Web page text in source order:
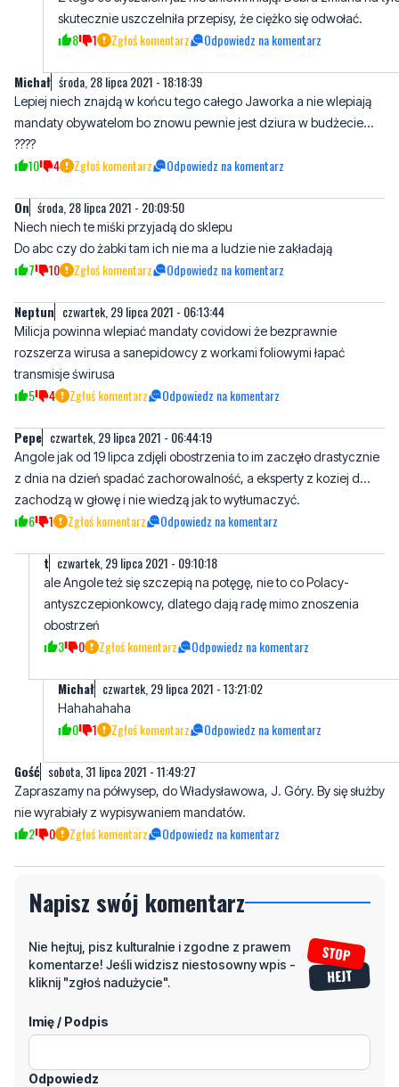
środa, 28 lipca 2021 - 18:18:39
Lepiej niech znajdą w końcu tego całego Jaworka a nie wlepiają
????
10 4 Zgłoś komentarz Odpowiedz na komentarz
On
Niech niech te miśki przyjadą do sklepu
7 10 Zgłoś komentarz Odpowiedz na komentarz
Neptun czwartek, 29 lipca 2021 - 06:13:44
Milicja powinna wlepiać mandaty covidowi że bezprawnie
transmisje świrusa
5 4 Zgłoś komentarz Odpowiedz na komentarz
Pepe czwartek, 29 lipca 2021 - 06:44:19
Angole jak od 19 lipca zdjęli obostrzenia to im zaczęło drastycznie
zachodzą w głowę i nie wiedzą jak to wytłumaczyć.
6 1 Zgłoś komentarz Odpowiedz na komentarz
t czwartek, 29 lipca 2021 - 09:10:18
ale Angole też się szczepią na potęgę, nie to co Polacy-
obostrzeń
3 0 Zgłoś komentarz Odpowiedz na komentarz
Michał
Hahahahaha
sobota, 31 lipca 2021 - 11:49:27
Zapraszamy na półwysep, do Władysławowa, J. Góry. By się służby
2 0 Zgłoś komentarz Odpowiedz na komentarz
Napisz swój komentarz
komentarze! Jeśli widzisz niestosowny wpis -
kliknij "zgłoś nadużycie".
Imię / Podpis
Odpowiedz
Wiadomość